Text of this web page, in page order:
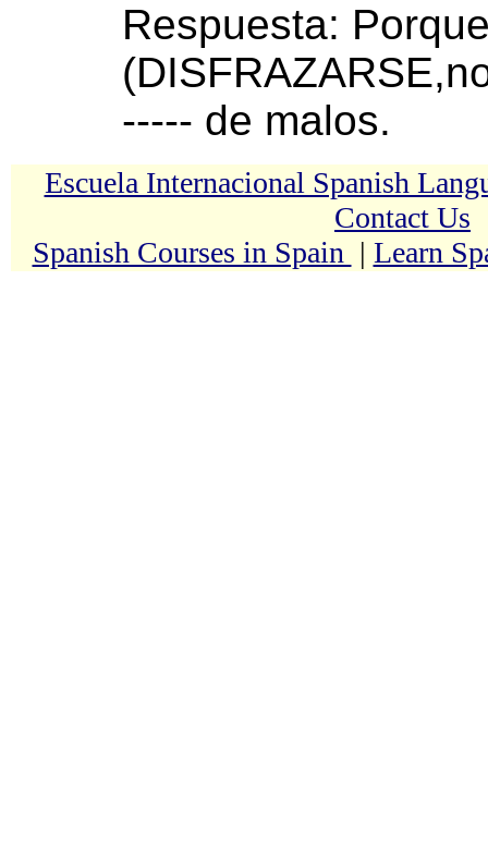
Respuesta:
----- de malos.
Escuela Internacional Spanish
Contact Us
Spanish Courses in Spain | Learn